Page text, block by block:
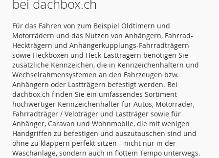
bei dachbox.ch
Für das Fahren von zum Beispiel Oldtimern und
Motorrädern und das Nutzen von Anhängern, Fahrrad-
Heckträgern und Anhängerkupplungs-Fahrradträgern
sowie Heckboxen und Heck-Lastträgern benötigen Sie
zusätzliche Kennzeichen, die in Kennzeichenhaltern und
Wechselrahmensystemen an den Fahrzeugen bzw.
Anhängern oder Lastträgern befestigt werden. Bei
dachbox.ch finden Sie ein umfassendes Sortiment
hochwertiger Kennzeichenhalter für Autos, Motorräder,
Fahrradträger / Veloträger und Lastträger sowie für
Anhänger, Caravan und Wohnmobile, die mit wenigen
Handgriffen zu befestigen und auszutauschen sind und
ohne zu klappern perfekt sitzen – nicht nur in der
Waschanlage, sondern auch in flottem Tempo unterwegs.